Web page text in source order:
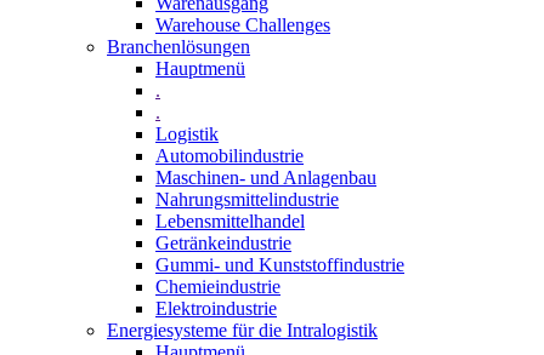
Warehouse Challenges
Branchenlösungen
Hauptmenü
.
.
Logistik
Automobilindustrie
Maschinen- und Anlagenbau
Nahrungsmittelindustrie
Lebensmittelhandel
Getränkeindustrie
Gummi­- und Kunststoffindustrie
Chemieindustrie
Elektroindustrie
Energiesysteme für die Intralogistik